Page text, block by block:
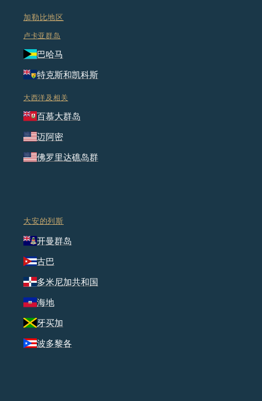
加勒比地区
卢卡亚群岛
巴哈马
特克斯和凯科斯
大西洋及相关
百慕大群岛
迈阿密
佛罗里达礁岛群
大安的列斯
开曼群岛
古巴
多米尼加共和国
海地
牙买加
波多黎各